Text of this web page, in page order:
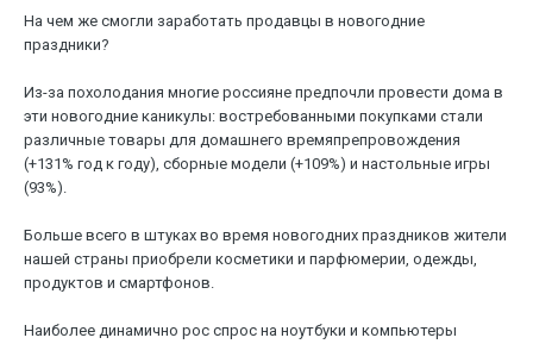
На чем же смогли заработать продавцы в новогодние
праздники?
Из-за похолодания многие россияне предпочли провести дома в
эти новогодние каникулы: востребованными покупками стали
различные товары для домашнего времяпрепровождения
(+131% год к году), сборные модели (+109%) и настольные игры
(93%).
Больше всего в штуках во время новогодних праздников жители
нашей страны приобрели косметики и парфюмерии, одежды,
продуктов и смартфонов.
Наиболее динамично рос спрос на ноутбуки и компьютеры